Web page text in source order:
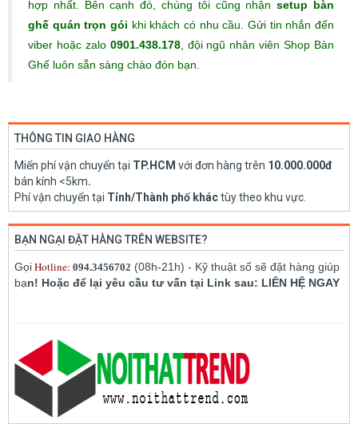
hợp nhất. Bên cạnh đó, chúng tôi cũng nhậnsetup bàn
ghế quán trọn gói khi khách có nhu cầu. Gửi tin nhắn đến
viber hoặc zalo 0901.438.178, đội ngũ nhân viên Shop Bàn
Ghế luôn sẵn sàng chào đón bạn.
THÔNG TIN GIAO HÀNG
Miển phí vận chuyển tại TP.HCM với đơn hàng trên 10.000.000đ
bán kính <5km.
Phí vận chuyển tại Tỉnh/Thành phố kháctùy theo khu vực.
BẠN NGẠI ĐẶT HÀNG TRÊN WEBSITE?
GọiHotline: 094.3456702 (08h-21h) - Kỹ thuật số sẽ đặt hàng giúp
bạn! Hoặc để lại yêu cầu tư vấn tại Link sau: LIÊN HỆ NGAY